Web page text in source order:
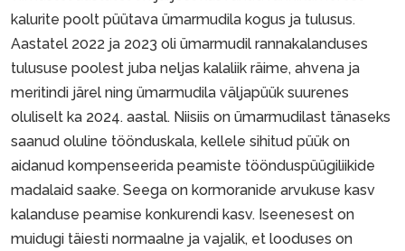
kalurite poolt püütava ümarmudila kogus ja tulusus.
Aastatel 2022 ja 2023 oli ümarmudil rannakalanduses
tulususe poolest juba neljas kalaliik räime, ahvena ja
meritindi järel ning ümarmudila väljapüük suurenes
oluliselt ka 2024. aastal. Niisiis on ümarmudilast tänaseks
saanud oluline töönduskala, kellele sihitud püük on
aidanud kompenseerida peamiste töönduspüügiliikide
madalaid saake. Seega on kormoranide arvukuse kasv
kalanduse peamise konkurendi kasv. Iseenesest on
muidugi täiesti normaalne ja vajalik, et looduses on